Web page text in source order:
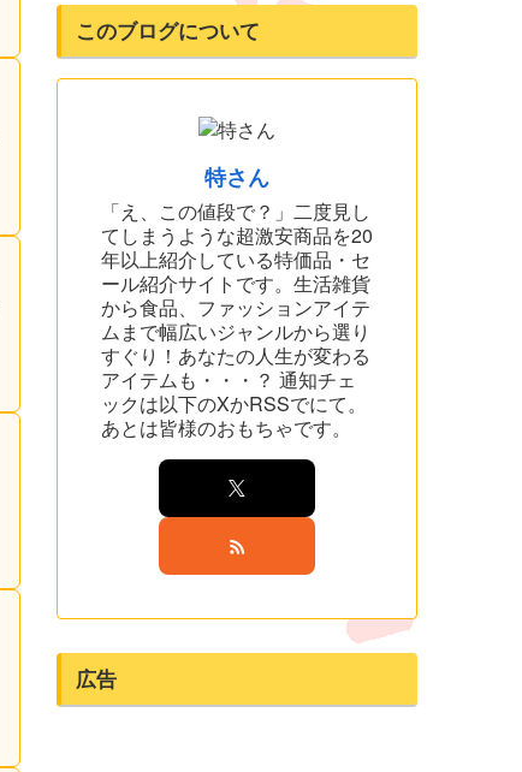
このブログについて
特さん
「え、この値段で？」二度見し
てしまうような超激安商品を20
年以上紹介している特価品・セ
ール紹介サイトです。生活雑貨
から食品、ファッションアイテ
ムまで幅広いジャンルから選り
すぐり！あなたの人生が変わる
アイテムも・・・？ 通知チェ
ックは以下のXかRSSでにて。
あとは皆様のおもちゃです。
広告